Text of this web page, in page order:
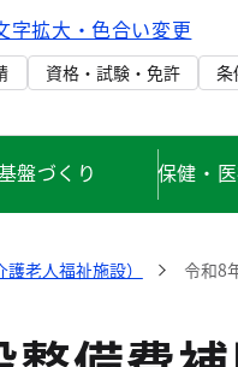
字拡大・色合い変更
資格・試験・免許 条
盤づくり 保健・
老人福祉施設） 令和8